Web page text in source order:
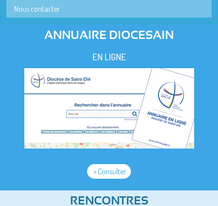
Nous contacter
ANNUAIRE DIOCESAIN
EN LIGNE
> Consulter
RENCONTRES